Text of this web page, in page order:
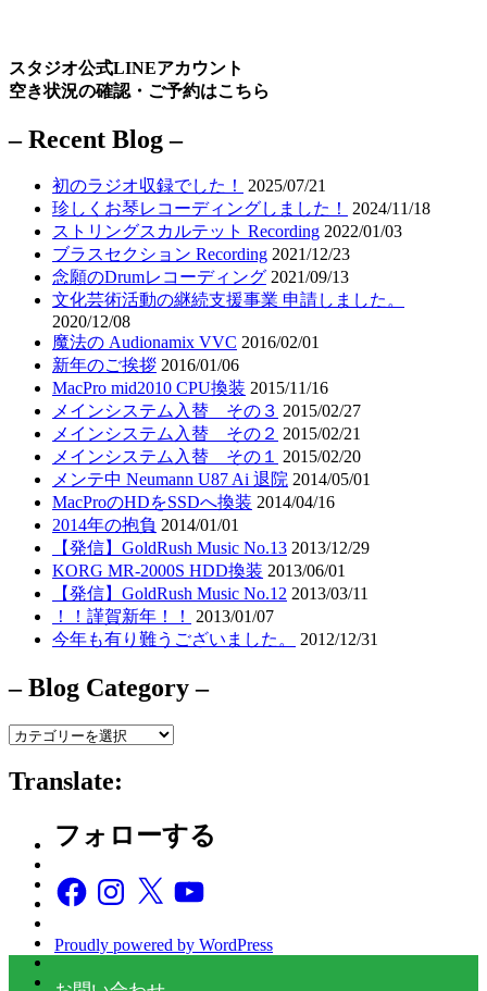
スタジオ公式LINEアカウント
空き状況の確認・ご予約はこちら
– Recent Blog –
初のラジオ収録でした！
2025/07/21
珍しくお琴レコーディングしました！
2024/11/18
ストリングスカルテット Recording 2022/01/03
ブラスセクション Recording 2021/12/23
念願のDrumレコーディング 2021/09/13
文化芸術活動の継続支援事業 申請しました。
2020/12/08
魔法の Audionamix VVC 2016/02/01
新年のご挨拶 2016/01/06
MacPro mid2010 CPU換装 2015/11/16
メインシステム入替 その３ 2015/02/27
メインシステム入替 その２ 2015/02/21
メインシステム入替 その１ 2015/02/20
メンテ中 Neumann U87 Ai 退院 2014/05/01
MacProのHDをSSDへ換装 2014/04/16
2014年の抱負 2014/01/01
【発信】GoldRush Music No.13 2013/12/29
KORG MR-2000S HDD換装 2013/06/01
【発信】GoldRush Music No.12 2013/03/11
！！謹賀新年！！
2013/01/07
今年も有り難うございました。
2012/12/31
– Blog Category –
–
Category
–
Translate:
フォローする
FacebookInstagram
X YouTube
Proudly powered by WordPress